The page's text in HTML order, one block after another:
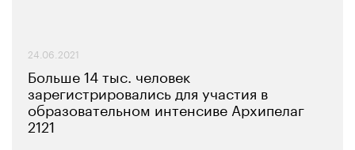
24.06.2021
Больше 14 тыс. человек
зарегистрировались для участия в
образовательном интенсиве Архипелаг
2121